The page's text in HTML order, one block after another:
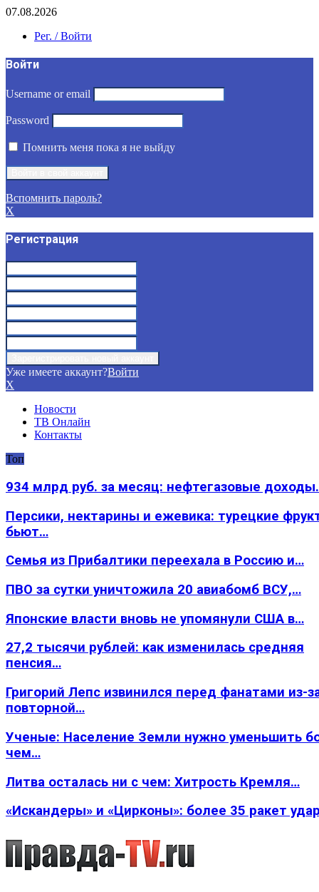
07.08.2026
Рег. / Войти
Войти
Username or email
Password
Помнить меня пока я не выйду
Вспомнить пароль?
X
Регистрация
Уже имеете аккаунт?Войти
X
Новости
ТВ Онлайн
Контакты
Топ
934 млрд руб. за месяц: нефтегазовые
Персики, нектарины и ежевика: турецкие
бьют…
Семья из Прибалтики переехала в Россию и…
ПВО за сутки уничтожила 20 авиабомб ВСУ,…
Японские власти вновь не упомянули США в…
27,2 тысячи рублей: как изменилась средняя
пенсия…
Григорий Лепс извинился перед фанатами из-
повторной…
Ученые: Население Земли нужно уменьшить
чем…
Литва осталась ни с чем: Хитрость Кремля…
«Искандеры» и «Цирконы»: более 35 ракет